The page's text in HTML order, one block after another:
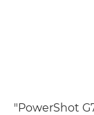
"PowerShot